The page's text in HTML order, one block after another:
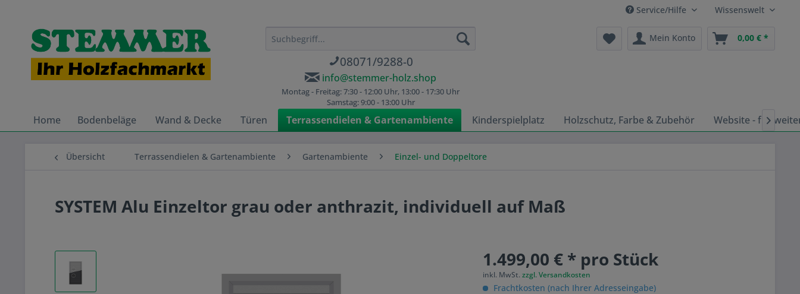
Service/Hilfe Wissenswelt
08071/9288-0
info@stemmer-holz.shop
Montag - Freitag: 7:30 - 12:00 Uhr, 13:00 - 17:30 Uhr
Samstag: 9:00 - 13:00 Uhr
Mein Konto 0,00 € *
Home Bodenbeläge Wand & Decke Türen Terrassendielen & Gartenambiente Kinderspielplatz Holzschutz, Farbe & Zubehör Website - für

Übersicht Terrassendielen & Gartenambiente Gartenambiente Einzel- und Doppeltore
SYSTEM Alu Einzeltor grau oder anthrazit, individuell auf Maß
1.499,00 € * pro Stück
inkl. MwSt.zzgl. Versandkosten
Frachtkosten (nach Ihrer Adresseingabe)